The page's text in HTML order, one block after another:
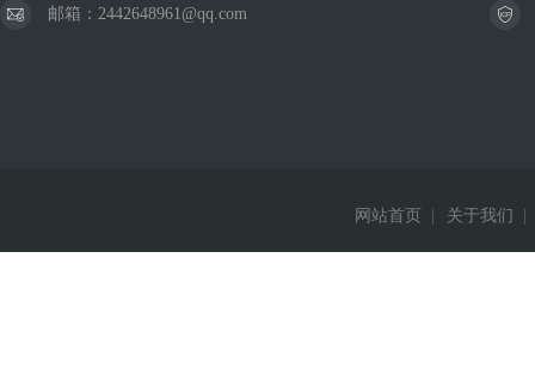
邮箱：2442648961@qq.com
网站首页 关于我们